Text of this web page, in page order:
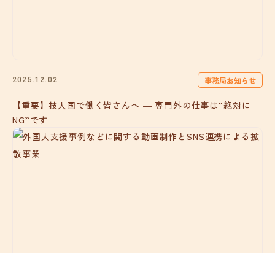
2025.12.02 事務局お知らせ
【重要】技人国で働く皆さんへ ― 専門外の仕事は“絶対に
NG”です